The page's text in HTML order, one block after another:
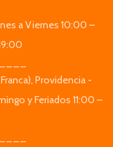
a Viernes 10:00 –
Providencia -
y Feriados 11:00 –